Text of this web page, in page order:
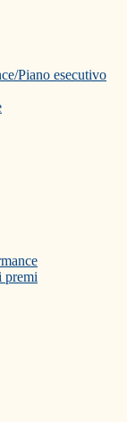
Piano esecutivo
premi